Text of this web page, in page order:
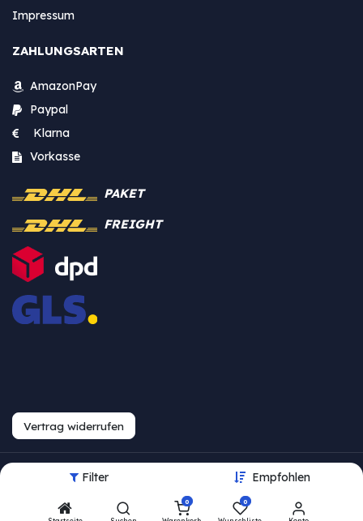
Filter Empfohlen
0 0
Impressum
ZAHLUNGSARTEN
AmazonPay
Paypal
Klarna
Vorkasse
PAKET
FREIGHT
Vertrag widerrufen
Urheberrecht © Westfalia
Bearbeite Einstellungen